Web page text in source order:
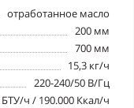
отработанное масло
200 мм
700 мм
15,3 кг/ч
220-240/50 В/Гц
БТУ/ч / 190.000 Ккал/ч